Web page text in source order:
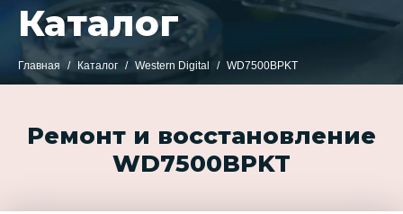
Каталог
Главная Каталог Western Digital WD7500BPKT
Ремонт и восстановление
WD7500BPKT